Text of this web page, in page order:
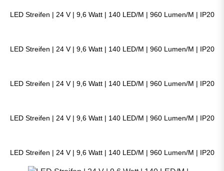
LED Streifen | 24 V | 9,6 Watt | 140 LED/M | 960 Lumen/M | IP20
LED Streifen | 24 V | 9,6 Watt | 140 LED/M | 960 Lumen/M | IP20
LED Streifen | 24 V | 9,6 Watt | 140 LED/M | 960 Lumen/M | IP20
LED Streifen | 24 V | 9,6 Watt | 140 LED/M | 960 Lumen/M | IP20
LED Streifen | 24 V | 9,6 Watt | 140 LED/M | 960 Lumen/M | IP20